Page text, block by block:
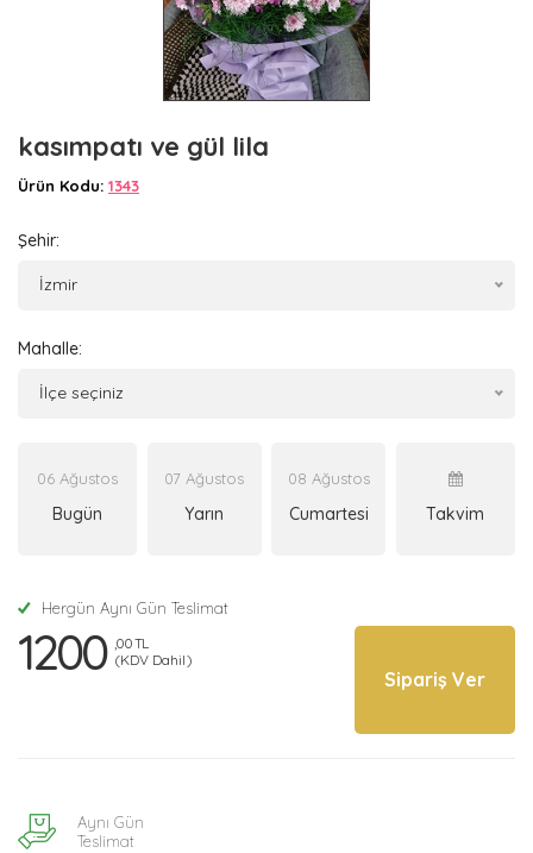
kasımpatı ve gül lila
Ürün Kodu: 1343
Şehir:
İzmir
Mahalle:
İlçe seçiniz
06 Ağustos
Bugün
07 Ağustos
Yarın
08 Ağustos
Cumartesi Takvim
Hergün Aynı Gün Teslimat
1200 ,00 TL
(KDV Dahil)
Sipariş Ver
Aynı Gün
Teslimat